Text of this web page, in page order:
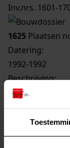
Inv.nrs. 1601-
1625 Plaatsen
Datering:
1992-1992
Beschrijving:
Plaatsen
Datum
28-07-1992
Adres: